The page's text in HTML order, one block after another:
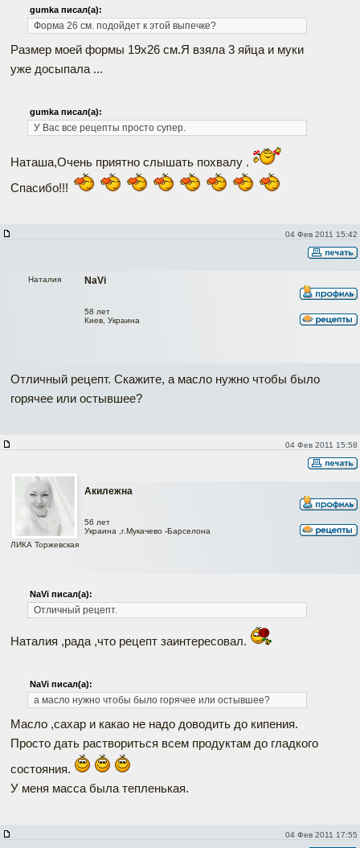
gumka писал(а):
Форма 26 см. подойдет к этой выпечке?
Размер моей формы 19х26 см.Я взяла 3 яйца и муки
уже досыпала ...
gumka писал(а):
У Вас все рецепты просто супер.
Наташа,Очень приятно слышать похвалу .
Спасибо!!!
04 Фев 2011 15:42
NaVi
Наталия
58 лет
Киев, Украина
Отличный рецепт. Скажите, а масло нужно чтобы было
горячее или остывшее?
04 Фев 2011 15:58
Акилежна
ЛИКА Торжевская
56 лет
Украина ,г.Мукачево -Барселона
NaVi писал(а):
Отличный рецепт.
Наталия ,рада ,что рецепт заинтересовал.
NaVi писал(а):
а масло нужно чтобы было горячее или остывшее?
Масло ,сахар и какао не надо доводить до кипения.
Просто дать раствориться всем продуктам до гладкого
состояния.
У меня масса была тепленькая.
04 Фев 2011 17:55